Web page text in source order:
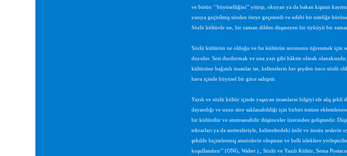
ve bütün ‘’büyüselliğini’’ yitirip, okuyan ya da bakan kişinin
yazıya geçirilmiş sözden öteye geçemedi ve edebi bir niteliğe
Sözlü kültürde ise, bir zaman dilden düşmeyen bir öyküyü bir
Sözlü kültürün ne olduğu ve bu kültürün sorununu öğrenmek için
duyulur. Sesi durdurmak ve ona yazı gibi hâkim olmak
kültürüne bağımlı insanlar ise, kelimelerin her şeyden önce sözlü
hava içinde büyüsel bir güce sahiptir.
Yazılı ve sözlü kültür içinde yaşayan insanların bilgiyi ele alış
dayandığı ve uzun süre saklanabildiği için birbiri üstüne
bir kültürdür ve anımsanabilir düşünceler üzerinden gelişmedir.
tekrarları ya da antitezleriyle, kelimelerdeki ünlü ve ünsüz seslerin
şekilde biçimlenmiş atasözlerin oluşması ve belli izleklere
koşullandırır’’ (ONG, Walter j., Sözlü ve Yazılı Kültür, Sema